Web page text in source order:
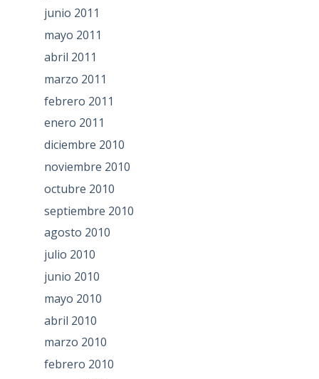
junio 2011
mayo 2011
abril 2011
marzo 2011
febrero 2011
enero 2011
diciembre 2010
noviembre 2010
octubre 2010
septiembre 2010
agosto 2010
julio 2010
junio 2010
mayo 2010
abril 2010
marzo 2010
febrero 2010